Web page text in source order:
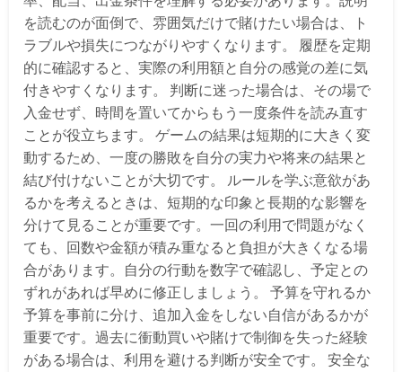
を読むのが面倒で、雰囲気だけで賭けたい場合は、ト
ラブルや損失につながりやすくなります。 履歴を定期
的に確認すると、実際の利用額と自分の感覚の差に気
付きやすくなります。 判断に迷った場合は、その場で
入金せず、時間を置いてからもう一度条件を読み直す
ことが役立ちます。 ゲームの結果は短期的に大きく変
動するため、一度の勝敗を自分の実力や将来の結果と
結び付けないことが大切です。 ルールを学ぶ意欲があ
るかを考えるときは、短期的な印象と長期的な影響を
分けて見ることが重要です。一回の利用で問題がなく
ても、回数や金額が積み重なると負担が大きくなる場
合があります。自分の行動を数字で確認し、予定との
ずれがあれば早めに修正しましょう。 予算を守れるか
予算を事前に分け、追加入金をしない自信があるかが
重要です。過去に衝動買いや賭けで制御を失った経験
がある場合は、利用を避ける判断が安全です。 安全な